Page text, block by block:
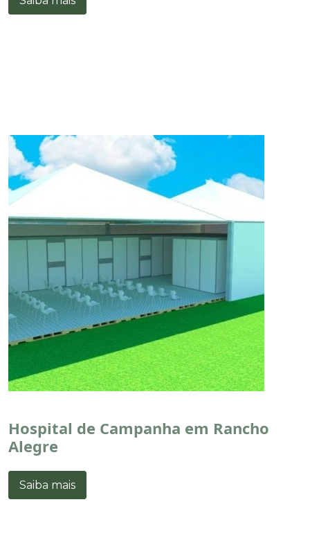
Hospital de Campanha em Rancho
Alegre
Saiba mais